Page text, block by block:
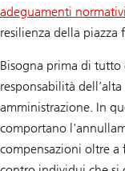
adeguamenti normativi
resilienza della piazza
Bisogna prima di tutto
responsabilità
amministrazione. In
comportano
compensazioni oltre